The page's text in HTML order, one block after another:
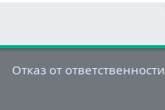
Отказ от ответственности